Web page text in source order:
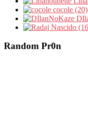
cocole (20)
Nascido
Random Pr0n